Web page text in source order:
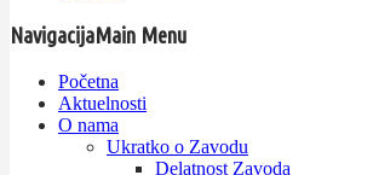
NavigacijaMain Menu
Početna
Aktuelnosti
O nama
Ukratko o Zavodu
Delatnost Zavoda